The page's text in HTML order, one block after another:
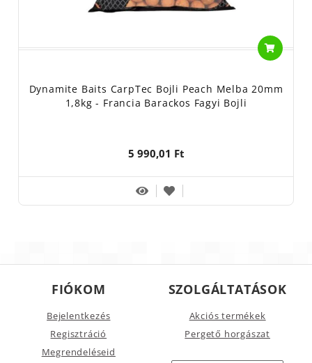
Dynamite Baits CarpTec Bojli Peach Melba 20mm
1,8kg - Francia Barackos Fagyi Bojli
5 990,01 Ft
FIÓKOM
Bejelentkezés
Regisztráció
Megrendeléseid
SZOLGÁLTATÁSOK
Akciós termékek
Pergető horgászat